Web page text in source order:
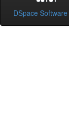
DSpace Software